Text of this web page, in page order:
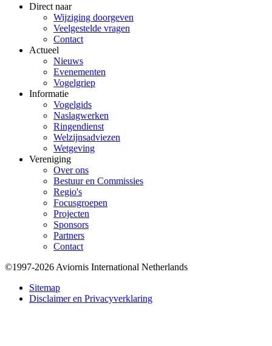
Direct naar
Wijziging doorgeven
Veelgestelde vragen
Contact
Actueel
Nieuws
Evenementen
Vogelgriep
Informatie
Vogelgids
Naslagwerken
Ringendienst
Welzijnsadviezen
Wetgeving
Vereniging
Over ons
Bestuur en Commissies
Regio's
Focusgroepen
Projecten
Sponsors
Partners
Contact
Bottom
©1997-2026 Aviornis International Netherlands
Sitemap
Disclaimer en Privacyverklaring